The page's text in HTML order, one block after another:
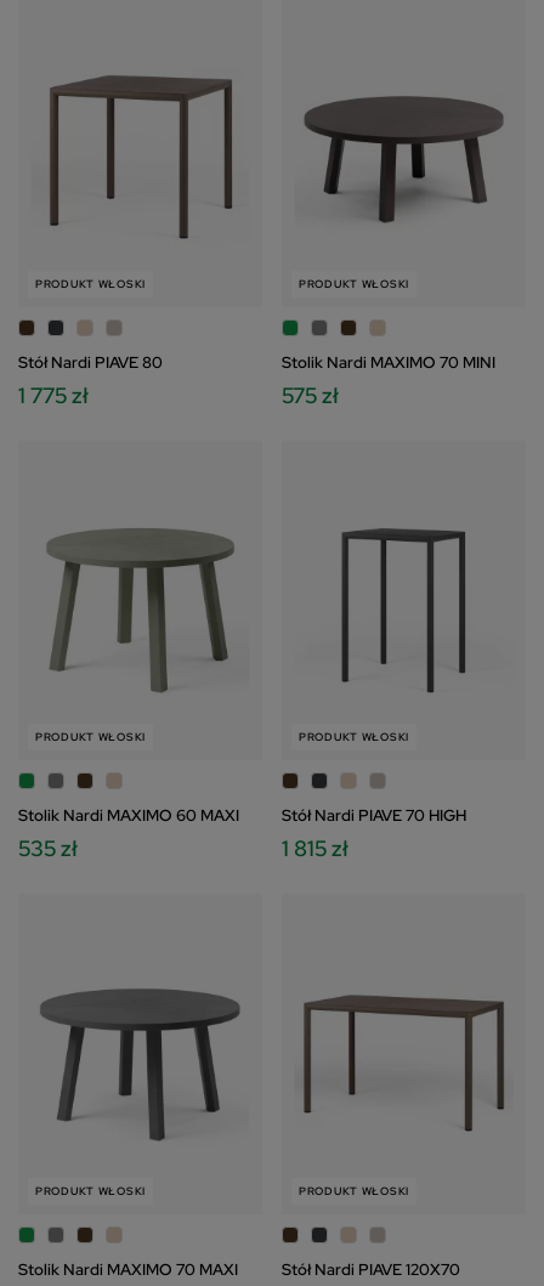
PRODUKT WŁOSKI
Stół Nardi PIAVE 80
1 775 zł
PRODUKT WŁOSKI
Stolik Nardi MAXIMO 70 MINI
575 zł
PRODUKT WŁOSKI
Stolik Nardi MAXIMO 60 MAXI
535 zł
PRODUKT WŁOSKI
Stół Nardi PIAVE 70 HIGH
1 815 zł
PRODUKT WŁOSKI
Stolik Nardi MAXIMO 70 MAXI
PRODUKT WŁOSKI
Stół Nardi PIAVE 120X70